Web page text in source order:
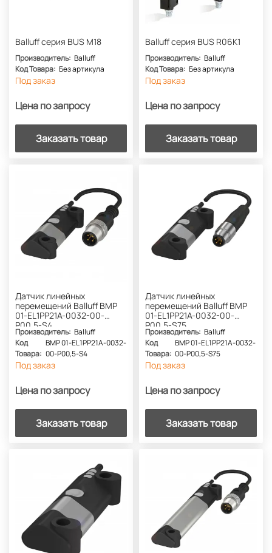
Balluff серия BUS M18
Производитель: Balluff
Код Товара: Без артикула
Под заказ
Цена по запросу
Заказать товар
Balluff серия BUS R06K1
Производитель: Balluff
Код Товара: Без артикула
Под заказ
Цена по запросу
Заказать товар
Датчик линейных
перемещений Balluff BMP
01-EL1PP21A-0032-00-
P00,5-S4
Производитель: Balluff
Код
Товара:
BMP 01-EL1PP21A-0032-
00-P00,5-S4
Под заказ
Цена по запросу
Заказать товар
Датчик линейных
перемещений Balluff BMP
01-EL1PP21A-0032-00-
P00,5-S75
Производитель: Balluff
Код
Товара:
BMP 01-EL1PP21A-0032-
00-P00,5-S75
Под заказ
Цена по запросу
Заказать товар